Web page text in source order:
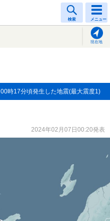
検索 メニュー
現在地
00時17分頃発生した地震(最大震度1)
2024年02月07日00:20発表